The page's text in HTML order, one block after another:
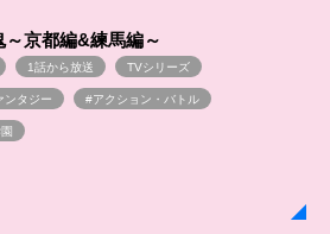
～京都編&練馬編～
1話から放送 TVシリーズ
ンタジー #アクション・バトル